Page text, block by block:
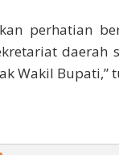
perhatian
daerah
Wakil Bupati,”